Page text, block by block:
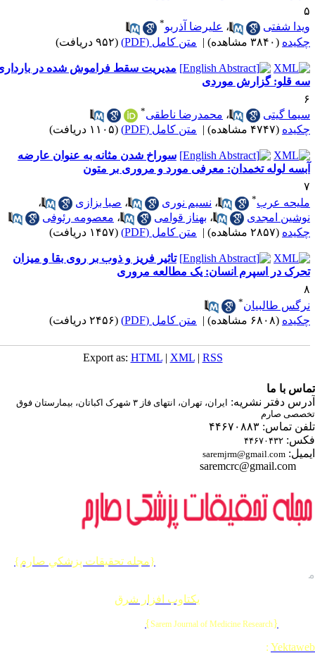
شفتی
،علیرضا آذربو
(۳۸۴۰ مشاهده) | متن کامل (PDF) (۹۵۲ دریافت)
مدیریت سقط فراموش شده در بارداری
قلو: گزارش موردی
گیتی
،محمدرضا ناطقی
(۴۷۴۷ مشاهده) | متن کامل (PDF) (۱۱۰۵ دریافت)
سوراخ شدن مثانه به عنوان عارضه
لوله تخمدان: معرفی مورد و مروری بر متون
عرب
،نسیم نوری ،صبا بزازی
،
امجدی
،بهناز قوامی ،معصومه رئوفی
(۲۸۵۷ مشاهده) | متن کامل (PDF) (۱۴۵۷ دریافت)
تاثیر فریز و ذوب بر روی بقا و میزان
در اسپرم انسان: یک مطالعه مروری
طالبیان *
(۶۸۰۸ مشاهده) | متن کامل (PDF) (۲۴۵۶ دریافت)
Export as:HTML |XML|RSS
با ما
دفتر نشریه:
ایران، تهران، انتهای فاز ۳ شهرک اکباتان، بیمارستان فوق
صارم
تماس: ۴۴۶۷۰۸۸۳
۴۴۶۷۰۴۳۲
saremjrm@gmail.com
saremcrc@gmail.com
{مجله تحقيقات پزشكي صارم}
باشد.
یکتاوب افزار شرق
{Sarem Journal of Medicine Research
Designed & Developed by: